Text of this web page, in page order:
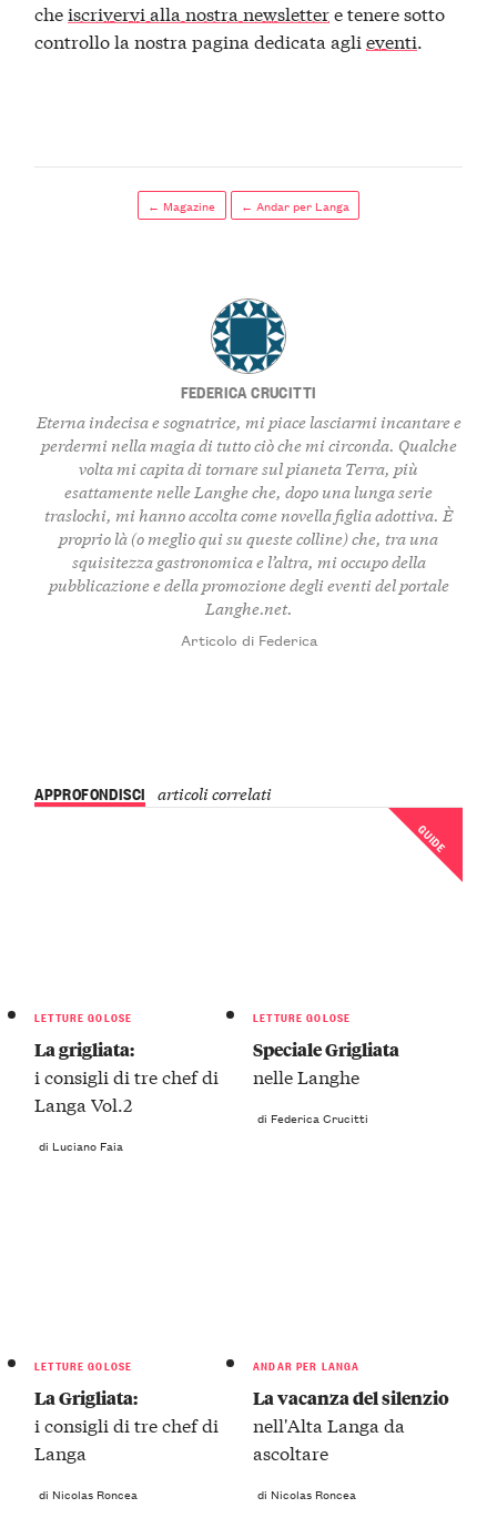
cheiscrivervi alla nostra newslettere tenere sotto
controllo la nostra pagina dedicata aglieventi.
← Magazine ← Andar per Langa
FEDERICA CRUCITTI
Eterna indecisa e sognatrice, mi piace lasciarmi incantare e
perdermi nella magia di tutto ciò che mi circonda. Qualche
volta mi capita di tornare sul pianeta Terra, più
esattamente nelle Langhe che, dopo una lunga serie
traslochi, mi hanno accolta come novella figlia adottiva. È
proprio là (o meglio qui su queste colline) che, tra una
squisitezza gastronomica e l’altra, mi occupo della
pubblicazione e della promozione degli eventi del portale
Langhe.net.
Articolo di Federica
APPROFONDISCI articoli correlati
LETTURE GOLOSE
La grigliata:
i consigli di tre chef di
Langa Vol.2
di Luciano Faia
GUIDE
LETTURE GOLOSE
Speciale Grigliata
nelle Langhe
di Federica Crucitti
LETTURE GOLOSE
La Grigliata:
i consigli di tre chef di
Langa
di Nicolas Roncea
ANDAR PER LANGA
La vacanza del silenzio
nell'Alta Langa da
ascoltare
di Nicolas Roncea